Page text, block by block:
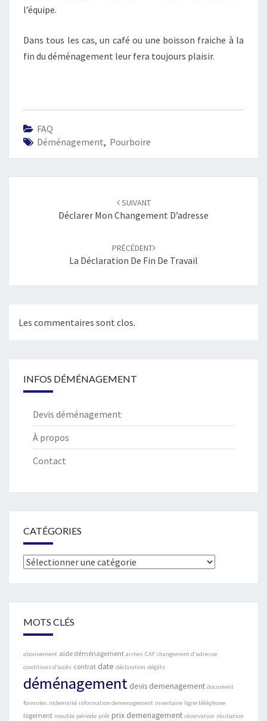
l’équipe.
Dans tous les cas, un café ou une boisson fraiche à la
fin du déménagement leur fera toujours plaisir.
FAQ
Déménagement, Pourboire
SUIVANT
Déclarer Mon Changement D’adresse
PRÉCÉDENT
La Déclaration De Fin De Travail
Les commentaires sont clos.
INFOS DÉMÉNAGEMENT
Devis déménagement
À propos
Contact
CATÉGORIES
Catégories
MOTS CLÉS
abonnement aide déménagement arrhes CAF changement d'adresse
conditions d'accès contrat date déclaration dégâts
déménagement devis demenagement document
formules indemnité information demenagement inventaire ligne téléphone
logement meuble période prêt prix demenagement réservation résiliation